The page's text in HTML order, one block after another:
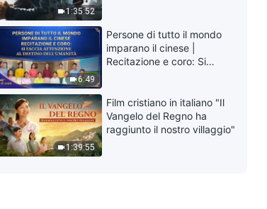
1:35:52
Regno di Dio?
6:49
Persone di tutto il mondo
imparano il cinese |
Recitazione e coro: Si
2026
1:39:55
Film cristiano in italiano "Il
Vangelo del Regno ha
raggiunto il nostro villaggio"